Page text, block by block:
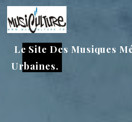
Aller
au
contenu
Le Site Des Musiques
Urbaines.